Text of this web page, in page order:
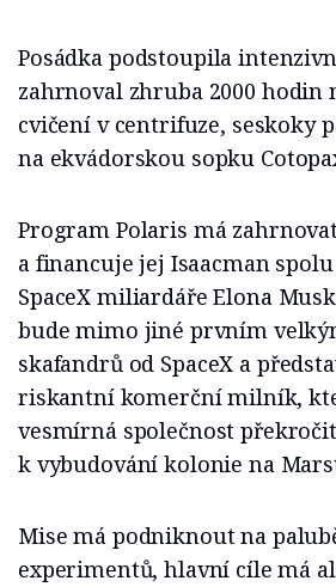
Posádka podstoupila
zahrnoval zhruba 2000 hodin
cvičení v centrifuze, seskoky
na ekvádorskou sopku
Program Polaris má
a financuje jej Isaacman
SpaceX miliardáře Elona
bude mimo jiné prvním
skafandrů od SpaceX a
riskantní komerční milník,
vesmírná společnost
k vybudování kolonie na
Mise má podniknout na
experimentů, hlavní cíle má